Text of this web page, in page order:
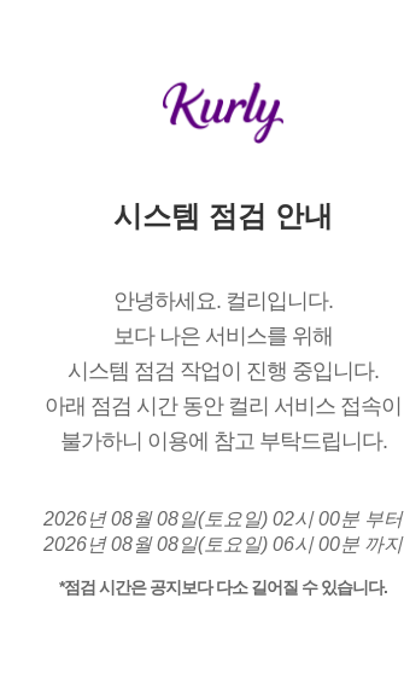
시스템 점검 안내
안녕하세요. 컬리입니다.
보다 나은 서비스를 위해
시스템 점검 작업이 진행 중입니다.
아래 점검 시간 동안 컬리 서비스 접속이
불가하니 이용에 참고 부탁드립니다.
2026년 08월 08일(토요일) 02시 00분 부터
2026년 08월 08일(토요일) 06시 00분 까지
*점검 시간은 공지보다 다소 길어질 수 있습니다.